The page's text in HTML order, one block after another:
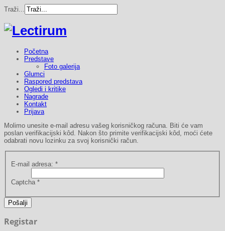
Traži...
Početna
Predstave
Foto galerija
Glumci
Raspored predstava
Ogledi i kritike
Nagrade
Kontakt
Prijava
Molimo unesite e-mail adresu vašeg korisničkog računa. Biti će vam
poslan verifikacijski kôd. Nakon što primite verifikacijski kôd, moći ćete
odabrati novu lozinku za svoj korisnički račun.
E-mail adresa: *
Captcha*
Pošalji
Registar